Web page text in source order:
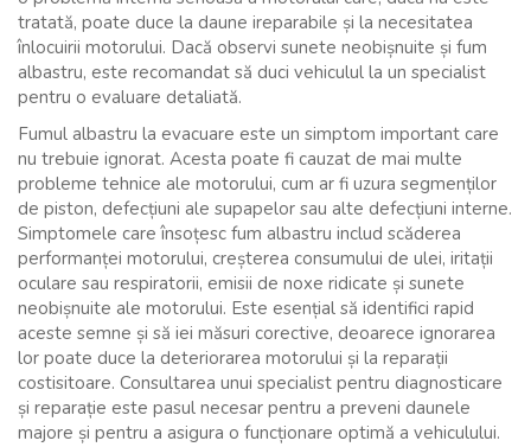
tratată, poate duce la daune ireparabile și la necesitatea
înlocuirii motorului. Dacă observi sunete neobișnuite și fum
albastru, este recomandat să duci vehiculul la un specialist
pentru o evaluare detaliată.
Fumul albastru la evacuare este un simptom important care
nu trebuie ignorat. Acesta poate fi cauzat de mai multe
probleme tehnice ale motorului, cum ar fi uzura segmenților
de piston, defecțiuni ale supapelor sau alte defecțiuni interne.
Simptomele care însoțesc fum albastru includ scăderea
performanței motorului, creșterea consumului de ulei, iritații
oculare sau respiratorii, emisii de noxe ridicate și sunete
neobișnuite ale motorului. Este esențial să identifici rapid
aceste semne și să iei măsuri corective, deoarece ignorarea
lor poate duce la deteriorarea motorului și la reparații
costisitoare. Consultarea unui specialist pentru diagnosticare
și reparație este pasul necesar pentru a preveni daunele
majore și pentru a asigura o funcționare optimă a vehiculului.